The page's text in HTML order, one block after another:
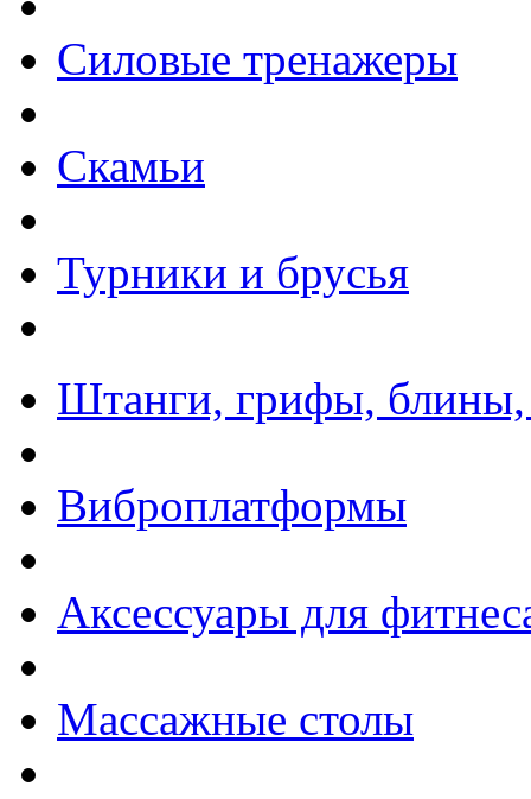
Силовые тренажеры
Скамьи
Турники и брусья
Штанги, грифы, блины,
Виброплатформы
Аксессуары для
Массажные столы